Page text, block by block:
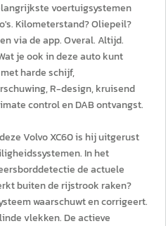
voertuigsystemen
Kilometerstand? Oliepeil?
via de app. Overal. Altijd.
je ook in deze auto kunt
harde schijf,
R-design, kruisend
control en DAB ontvangst.
Volvo XC60 is hij uitgerust
In het
de actuele
buiten de rijstrook raken?
waarschuwt en corrigeert.
vlekken. De actieve